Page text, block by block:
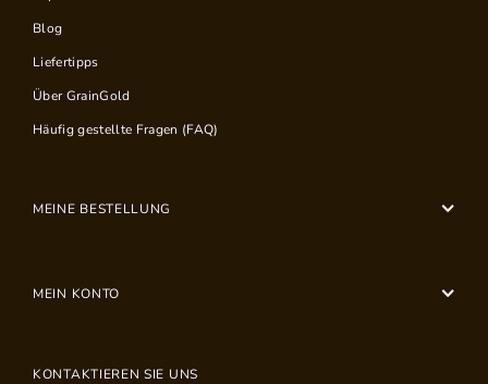
Blog
Liefertipps
Über GrainGold
Häufig gestellte Fragen (FAQ)
MEINE BESTELLUNG
MEIN KONTO
KONTAKTIEREN SIE UNS